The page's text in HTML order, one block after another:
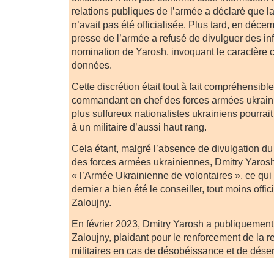
relations publiques de l’armée a déclaré que
n’avait pas été officialisée. Plus tard, en
presse de l’armée a refusé de divulguer des
nomination de Yarosh, invoquant le caractère
données.
Cette discrétion était tout à fait
commandant en chef des forces armées
plus sulfureux nationalistes ukrainiens
à un militaire d’aussi haut rang.
Cela étant, malgré l’absence de divulgation
des forces armées ukrainiennes, Dmitry
« l’Armée Ukrainienne de volontaires », ce
dernier a bien été le conseiller, tout moins
Zaloujny.
En février 2023, Dmitry Yarosh a
Zaloujny, plaidant pour le renforcement de la
militaires en cas de désobéissance et de